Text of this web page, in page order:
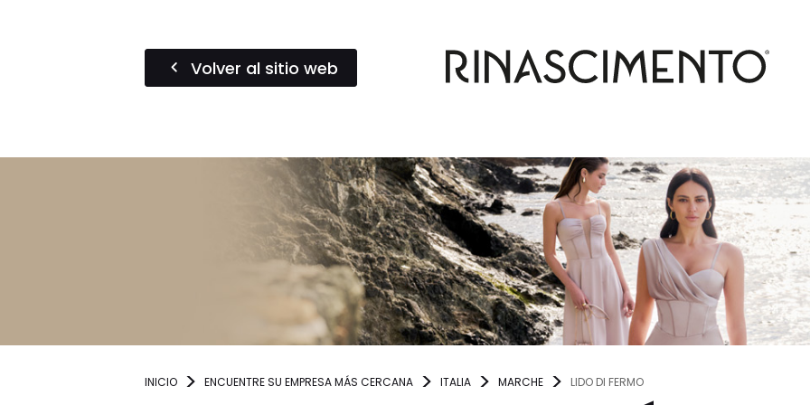
Volver al sitio web
INICIO ENCUENTRE SU EMPRESA MÁS CERCANA ITALIA MARCHE LIDO DI FERMO